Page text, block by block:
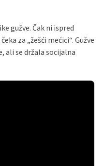
gužve. Čak ni ispred
za „žešći mećici“. Gužve
ali se držala socijalna